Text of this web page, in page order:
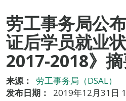
劳工事务局公
证后学员就业
2017-2018》
来源：
劳工事务局（DSAL）
发布日期：
2019年12月31日